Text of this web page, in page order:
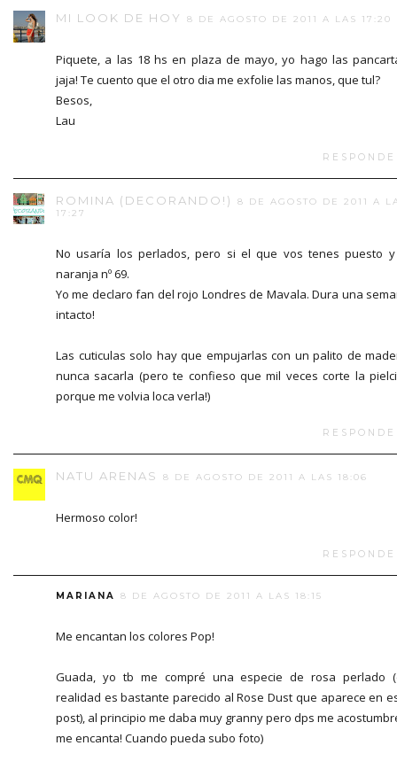
MI LOOK DE HOY 8 DE AGOSTO DE 2011 A LAS 17:20
Piquete, a las 18 hs en plaza de mayo, yo hago las
jaja! Te cuento que el otro dia me exfolie las manos, que tul?
Besos,
Lau
ROMINA (DECORANDO!)
8 DE AGOSTO DE 2011 A
17:27
No usaría los perlados, pero si el que vos tenes puesto
naranja nº 69.
Yo me declaro fan del rojo Londres de Mavala. Dura una
intacto!
Las cuticulas solo hay que empujarlas con un palito de
nunca sacarla (pero te confieso que mil veces corte la
porque me volvia loca verla!)
NATU ARENAS 8 DE AGOSTO DE 2011 A LAS 18:06
Hermoso color!
MARIANA 8 DE AGOSTO DE 2011 A LAS 18:15
Me encantan los colores Pop!
Guada, yo tb me compré una especie de rosa perlado
realidad es bastante parecido al Rose Dust que aparece en
post), al principio me daba muy granny pero dps me
me encanta! Cuando pueda subo foto)